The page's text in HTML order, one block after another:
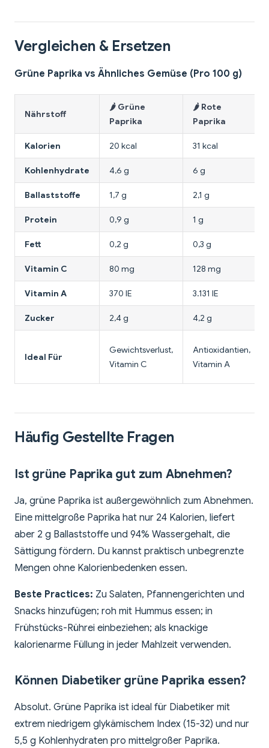
Vergleichen & Ersetzen
Grüne Paprika vs Ähnliches Gemüse (Pro 100 g)
Nährstoff
🌶️ Grüne
Paprika
🌶️ Rote
Paprika
Kalorien 20 kcal 31 kcal
Kohlenhydrate 4,6 g 6 g
Ballaststoffe 1,7 g 2,1 g
Protein 0,9 g 1 g
Fett 0,2 g 0,3 g
Vitamin C 80 mg 128 mg
Vitamin A 370 IE 3.131 IE
Zucker 2,4 g 4,2 g
Ideal Für
Gewichtsverlust,
Vitamin C
Antioxidantien,
Vitamin A
Häufig Gestellte Fragen
Ist grüne Paprika gut zum Abnehmen?
Ja, grüne Paprika ist außergewöhnlich zum Abnehmen.
Eine mittelgroße Paprika hat nur 24 Kalorien, liefert
aber 2 g Ballaststoffe und 94% Wassergehalt, die
Sättigung fördern. Du kannst praktisch unbegrenzte
Mengen ohne Kalorienbedenken essen.
Beste Practices: Zu Salaten, Pfannengerichten und
Snacks hinzufügen; roh mit Hummus essen; in
Frühstücks-Rührei einbeziehen; als knackige
kalorienarme Füllung in jeder Mahlzeit verwenden.
Können Diabetiker grüne Paprika essen?
Absolut. Grüne Paprika ist ideal für Diabetiker mit
extrem niedrigem glykämischem Index (15-32) und nur
5,5 g Kohlenhydraten pro mittelgroßer Paprika.